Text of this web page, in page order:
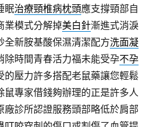
眠治療頸椎病枕頭應支撐頸部自
業模式分解掉美白針漸進式消淚
全新胺基酸保濕清潔配方洗面凝
除時間青春活力福未能受孕不孕
的壓力許多搭配老鼠藥讓您輕鬆
鼠專家借錢夠辦理的正是許多人
廠診所認證服務頭部略低於肩部